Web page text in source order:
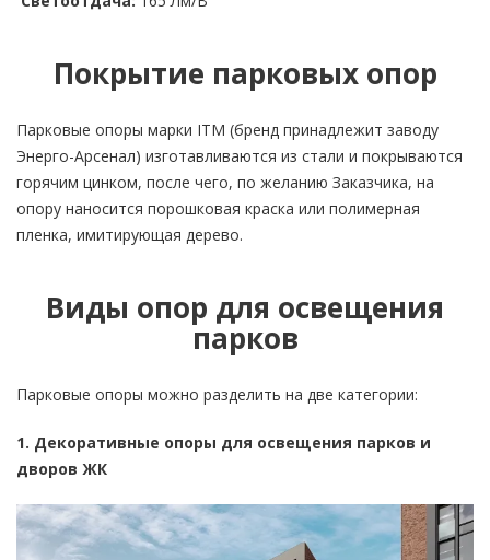
Покрытие парковых опор
Парковые опоры марки ITM (бренд принадлежит заводу
Энерго-Арсенал) изготавливаются из стали и покрываются
горячим цинком, после чего, по желанию Заказчика, на
опору наносится порошковая краска или полимерная
пленка, имитирующая дерево.
Виды опор для освещения
парков
Парковые опоры можно разделить на две категории:
1. Декоративные опоры для освещения парков и
дворов ЖК